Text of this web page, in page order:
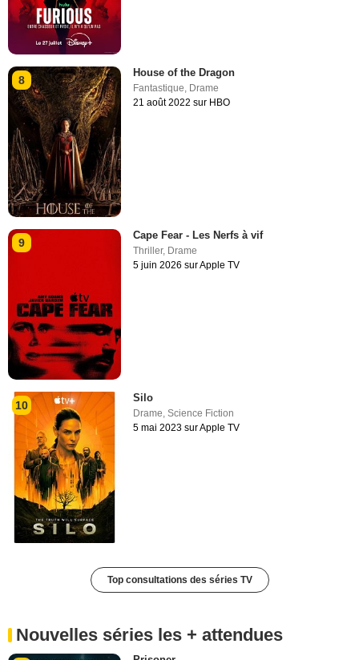
8
House of the Dragon
Fantastique, Drame
21 août 2022 sur HBO
9
Cape Fear - Les Nerfs à vif
Thriller, Drame
5 juin 2026 sur Apple TV
10
Silo
Drame,Science Fiction
5 mai 2023 sur Apple TV
Top consultations des séries TV
Nouvelles séries les + attendues